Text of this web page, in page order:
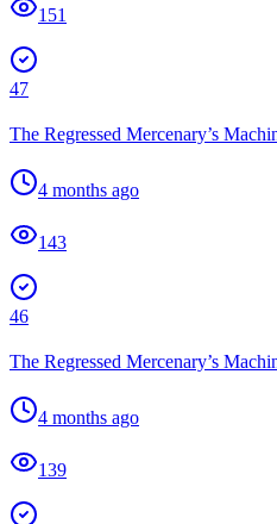
151
47
The Regressed Mercenary’s
4 months ago
143
46
The Regressed Mercenary’s
4 months ago
139